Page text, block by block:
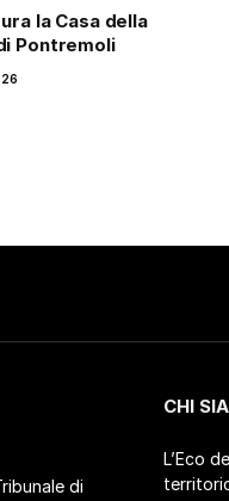
la Casa della
Pontremoli
di
CHI
L’Eco